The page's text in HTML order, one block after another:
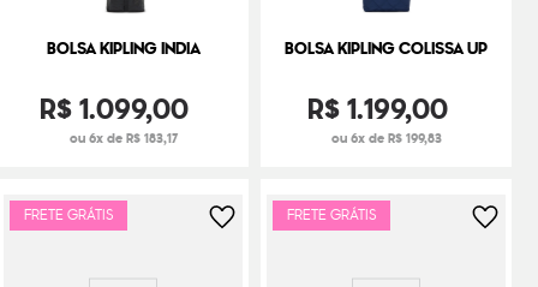
BOLSA KIPLING INDIA
R$1.099,00
ou 6x de R$ 183,17
BOLSA KIPLING COLISSA UP
R$1.199,00
ou 6x de R$ 199,83
FRETE GRÁTIS FRETE GRÁTIS